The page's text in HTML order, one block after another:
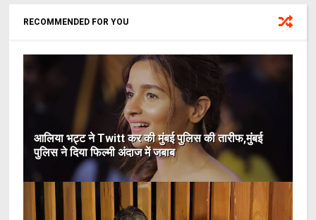
RECOMMENDED FOR YOU
आलिया भट्ट ने Twitt कर की मुंबई पुलिस की तारीफ,मुंबई
पुलिस ने दिया फिल्मी अंदाज में जबाब